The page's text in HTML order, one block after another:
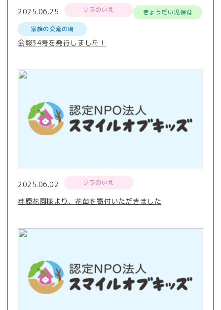
2025.06.25 リラのいえ
きょうだい児保育
家族の交流の場
会報34号を発行しました！
2025.06.02 リラのいえ
荏原花園様より、花苗を寄付いただきました